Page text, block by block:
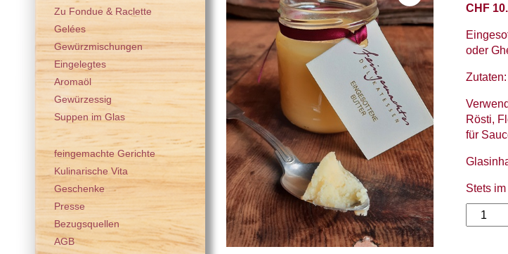
Zu Fondue & Raclette
Gelées
Gewürzmischungen
Eingelegtes
Aromaöl
Gewürzessig
Suppen im Glas
feingemachte Gerichte
Kulinarische Vita
Geschenke
Presse
Bezugsquellen
AGB
CHF
oder
Rösti,
für
Stets
Butter